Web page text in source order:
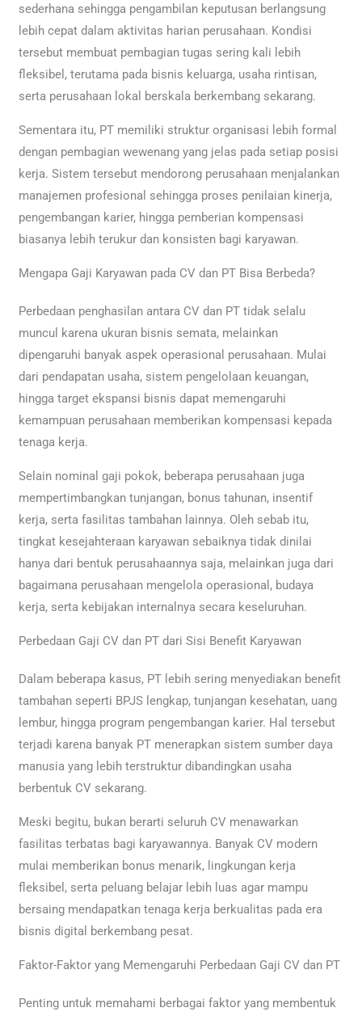
sederhana sehingga pengambilan keputusan berlangsung
lebih cepat dalam aktivitas harian perusahaan. Kondisi
tersebut membuat pembagian tugas sering kali lebih
fleksibel, terutama pada bisnis keluarga, usaha rintisan,
serta perusahaan lokal berskala berkembang sekarang.
Sementara itu, PT memiliki struktur organisasi lebih formal
dengan pembagian wewenang yang jelas pada setiap posisi
kerja. Sistem tersebut mendorong perusahaan menjalankan
manajemen profesional sehingga proses penilaian kinerja,
pengembangan karier, hingga pemberian kompensasi
biasanya lebih terukur dan konsisten bagi karyawan.
Mengapa Gaji Karyawan pada CV dan PT Bisa Berbeda?
Perbedaan penghasilan antara CV dan PT tidak selalu
muncul karena ukuran bisnis semata, melainkan
dipengaruhi banyak aspek operasional perusahaan. Mulai
dari pendapatan usaha, sistem pengelolaan keuangan,
hingga target ekspansi bisnis dapat memengaruhi
kemampuan perusahaan memberikan kompensasi kepada
tenaga kerja.
Selain nominal gaji pokok, beberapa perusahaan juga
mempertimbangkan tunjangan, bonus tahunan, insentif
kerja, serta fasilitas tambahan lainnya. Oleh sebab itu,
tingkat kesejahteraan karyawan sebaiknya tidak dinilai
hanya dari bentuk perusahaannya saja, melainkan juga dari
bagaimana perusahaan mengelola operasional, budaya
kerja, serta kebijakan internalnya secara keseluruhan.
Perbedaan Gaji CV dan PT dari Sisi Benefit Karyawan
Dalam beberapa kasus, PT lebih sering menyediakan benefit
tambahan seperti BPJS lengkap, tunjangan kesehatan, uang
lembur, hingga program pengembangan karier. Hal tersebut
terjadi karena banyak PT menerapkan sistem sumber daya
manusia yang lebih terstruktur dibandingkan usaha
berbentuk CV sekarang.
Meski begitu, bukan berarti seluruh CV menawarkan
fasilitas terbatas bagi karyawannya. Banyak CV modern
mulai memberikan bonus menarik, lingkungan kerja
fleksibel, serta peluang belajar lebih luas agar mampu
bersaing mendapatkan tenaga kerja berkualitas pada era
bisnis digital berkembang pesat.
Faktor-Faktor yang Memengaruhi Perbedaan Gaji CV dan PT
Penting untuk memahami berbagai faktor yang membentuk